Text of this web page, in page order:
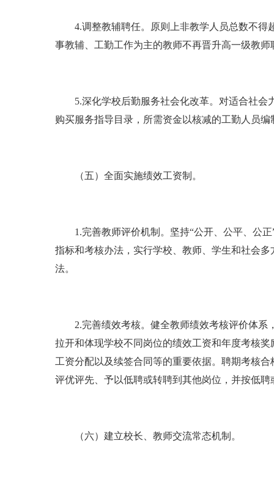
4.调整教辅聘任。原则上非教学人员总数不得
事教辅、工勤工作为主的教师不再晋升高一级教师
5.深化学校后勤服务社会化改革。对适合社会
购买服务指导目录，所需资金以核减的工勤人员
（五）全面实施绩效工资制。
1.完善教师评价机制。坚持“公开、公平、公正
指标和考核办法，实行学校、教师、学生和社会
法。
2.完善绩效考核。健全教师绩效考核评价体系
拉开和体现学校不同岗位的绩效工资和年度考核
工资分配以及续签合同等的重要依据。聘期考核
评优评先、予以低聘或转聘到其他岗位，并按低
（六）建立校长、教师交流常态机制。